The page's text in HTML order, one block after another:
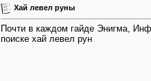
Хай левел руны
Почти в каждом гайде Энигма,
поиске хай левел рун